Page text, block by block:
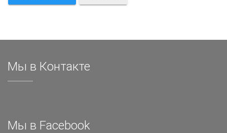
Мы в Контакте
Мы в Facebook